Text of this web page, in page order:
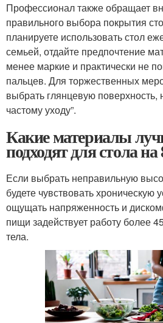
Профессионал также обращает
правильного выбора покрытия
планируете использовать стол
семьей, отдайте предпочтение
менее маркие и практически не
пальцев. Для торжественных
выбрать глянцевую поверхность,
частому уходу”.
Какие материалы
подходят для стола на
Если выбрать неправильную
будете чувствовать хроническую
ощущать напряженность и
пищи задействует работу более
тела.